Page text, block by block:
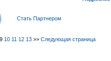
Стать Партнером
9 10 11 12 13 >> Следующая страница